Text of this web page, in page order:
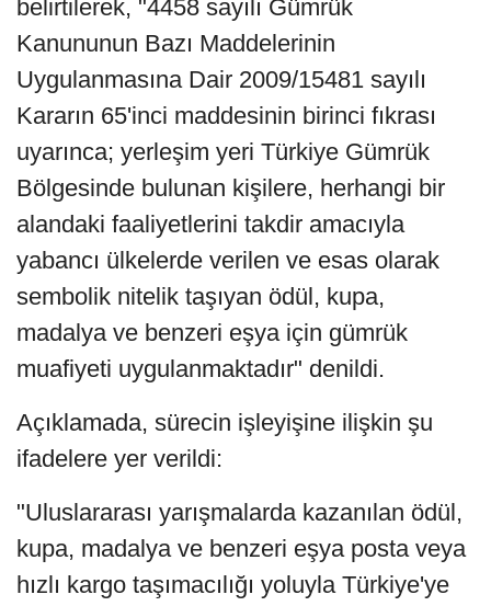
belirtilerek, "4458 sayılı Gümrük
Kanununun Bazı Maddelerinin
Uygulanmasına Dair 2009/15481 sayılı
Kararın 65'inci maddesinin birinci fıkrası
uyarınca; yerleşim yeri Türkiye Gümrük
Bölgesinde bulunan kişilere, herhangi bir
alandaki faaliyetlerini takdir amacıyla
yabancı ülkelerde verilen ve esas olarak
sembolik nitelik taşıyan ödül, kupa,
madalya ve benzeri eşya için gümrük
muafiyeti uygulanmaktadır" denildi.
Açıklamada, sürecin işleyişine ilişkin şu
ifadelere yer verildi:
"Uluslararası yarışmalarda kazanılan ödül,
kupa, madalya ve benzeri eşya posta veya
hızlı kargo taşımacılığı yoluyla Türkiye'ye